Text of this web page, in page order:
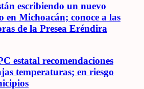
escribiendo un nuevo
en Michoacán; conoce a las
de la Presea Eréndira
estatal recomendaciones
temperaturas; en riesgo